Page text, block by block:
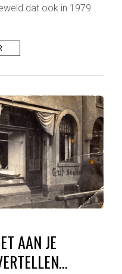
dat ook in 1979
AAN JE